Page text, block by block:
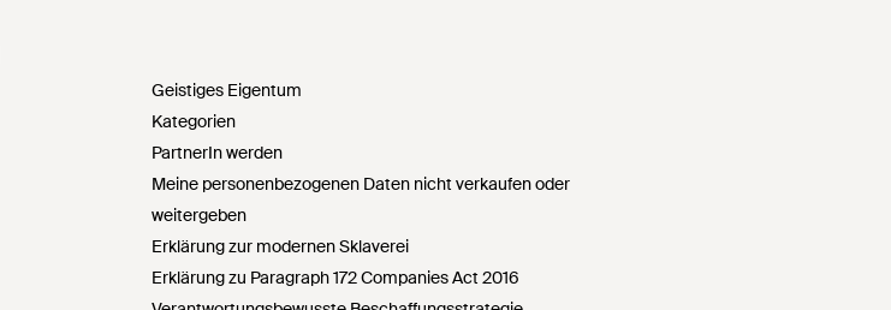
Geistiges Eigentum
Kategorien
PartnerIn werden
Meine personenbezogenen Daten nicht verkaufen oder
weitergeben
Erklärung zur modernen Sklaverei
Erklärung zu Paragraph 172 Companies Act 2016